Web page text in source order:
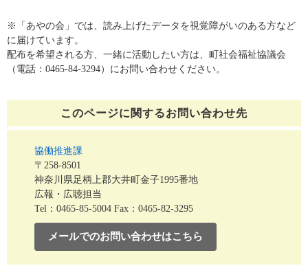
※「あやの会」では、読み上げたデータを視覚障がいのある方など
に届けています。
配布を希望される方、一緒に活動したい方は、町社会福祉協議会
（電話：0465-84-3294）にお問い合わせください。
このページに関するお問い合わせ先
協働推進課
〒258-8501
神奈川県足柄上郡大井町金子1995番地
広報・広聴担当
Tel：0465-85-5004 Fax：0465-82-3295
メールでのお問い合わせはこちら